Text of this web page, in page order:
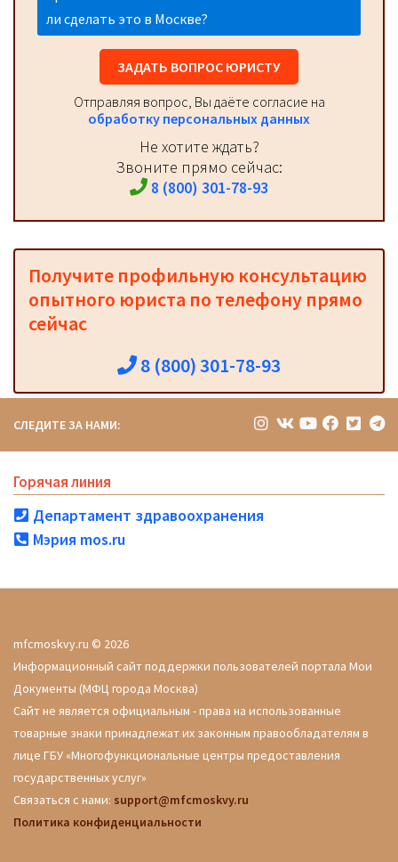
ли сделать это в Москве?
ЗАДАТЬ ВОПРОС ЮРИСТУ
Отправляя вопрос, Вы даёте согласие на
обработку персональных данных
Не хотите ждать?
Звоните прямо сейчас:
8 (800) 301-78-93
Получите профильную консультацию
опытного юриста по телефону прямо
сейчас
8 (800) 301-78-93
СЛЕДИТЕ ЗА НАМИ:
Горячая линия
Департамент здравоохранения
Мэрия mos.ru
mfcmoskvy.ru © 2026
Информационный сайт поддержки пользователей портала Мои
Документы (МФЦ города Москва)
Сайт не является официальным - права на использованные
товарные знаки принадлежат их законным правообладателям в
лице ГБУ «Многофункциональные центры предоставления
государственных услуг»
Связаться с нами: support@mfcmoskvy.ru
Политика конфиденциальности